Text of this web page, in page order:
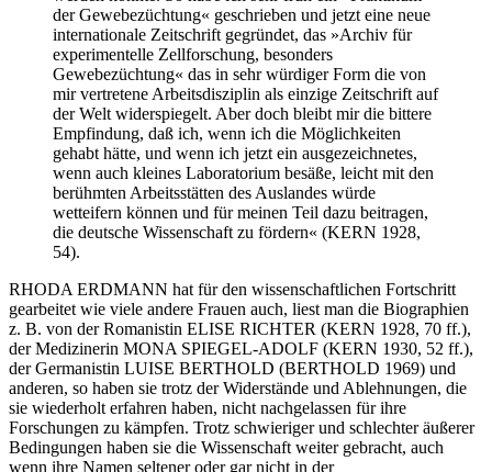
der Gewebezüchtung« geschrieben und jetzt eine neue
internationale Zeitschrift gegründet, das »Archiv für
experimentelle Zellforschung, besonders
Gewebezüchtung« das in sehr würdiger Form die von
mir vertretene Arbeitsdisziplin als einzige Zeitschrift auf
der Welt widerspiegelt. Aber doch bleibt mir die bittere
Empfindung, daß ich, wenn ich die Möglichkeiten
gehabt hätte, und wenn ich jetzt ein ausgezeichnetes,
wenn auch kleines Laboratorium besäße, leicht mit den
berühmten Arbeitsstätten des Auslandes würde
wetteifern können und für meinen Teil dazu beitragen,
die deutsche Wissenschaft zu fördern« (KERN 1928,
54).
RHODA ERDMANN hat für den wissenschaftlichen Fortschritt
gearbeitet wie viele andere Frauen auch, liest man die Biographien
z. B. von der Romanistin ELISE RICHTER (KERN 1928, 70 ff.),
der Medizinerin MONA SPIEGEL-ADOLF (KERN 1930, 52 ff.),
der Germanistin LUISE BERTHOLD (BERTHOLD 1969) und
anderen, so haben sie trotz der Widerstände und Ablehnungen, die
sie wiederholt erfahren haben, nicht nachgelassen für ihre
Forschungen zu kämpfen. Trotz schwieriger und schlechter äußerer
Bedingungen haben sie die Wissenschaft weiter gebracht, auch
wenn ihre Namen seltener oder gar nicht in der